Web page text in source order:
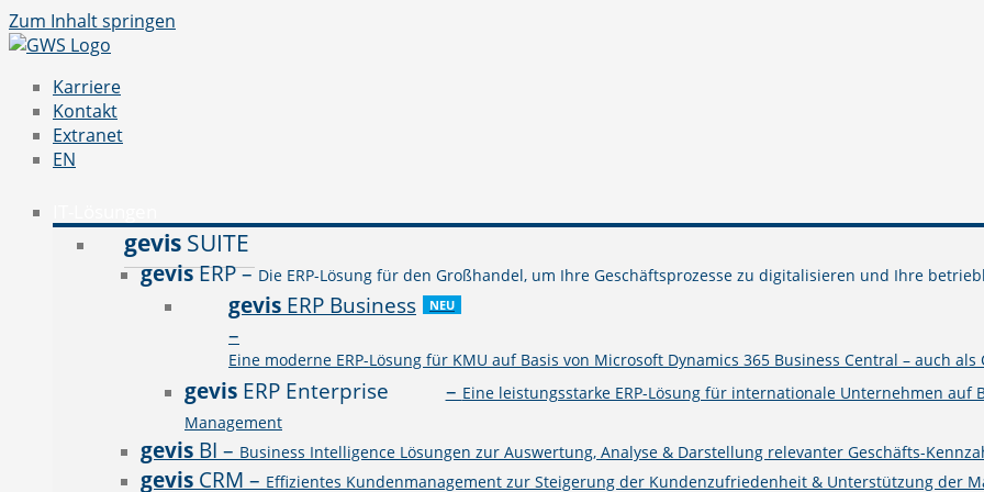
Zum Inhalt springen
Karriere
Kontakt
Extranet
EN
gevis SUITE
gevisERP– Die ERP-Lösung für den Großhandel, um Ihre Geschäftsprozesse zu digitalisieren und Ihre
gevis ERP Business
–
Eine moderne ERP-Lösung für KMU auf Basis von Microsoft Dynamics 365 Business Central – auch als
NEU
gevis ERP Enterprise – Eine leistungsstarke ERP-Lösung für internationale Unternehmen auf
Management
gevis BI – Business Intelligence Lösungen zur Auswertung, Analyse & Darstellung relevanter Geschäfts-
gevis CRM – Effizientes Kundenmanagement zur Steigerung der Kundenzufriedenheit & Unterstützung der